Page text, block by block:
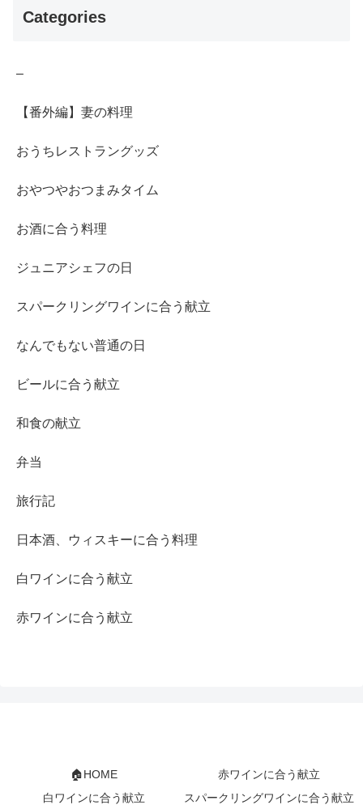
Categories
–
【番外編】妻の料理
おうちレストラングッズ
おやつやおつまみタイム
お酒に合う料理
ジュニアシェフの日
スパークリングワインに合う献立
なんでもない普通の日
ビールに合う献立
和食の献立
弁当
旅行記
日本酒、ウィスキーに合う料理
白ワインに合う献立
赤ワインに合う献立
🏠HOME
赤ワインに合う献立
白ワインに合う献立
スパークリングワインに合う献立